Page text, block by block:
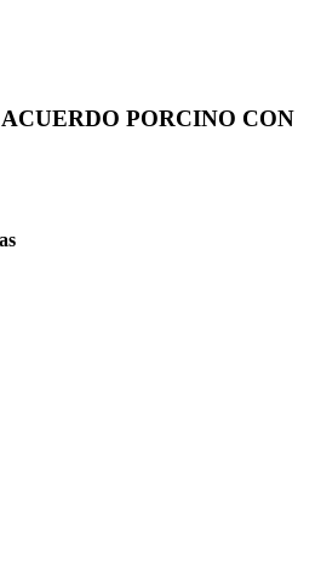
PORCINO CON